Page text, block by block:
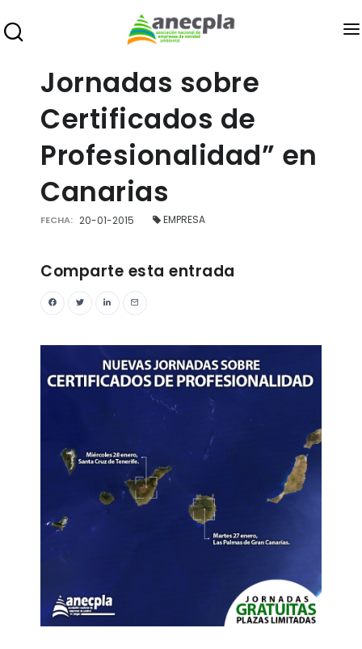
PREMIOS
FORMACIÓN
EMPLEO
INFOPLAGAS
ÁREA DE ASOCIADOS
Jornadas sobre
Certificados de
Profesionalidad” en
Canarias
FECHA: 20-01-2015 EMPRESA
Comparte esta entrada